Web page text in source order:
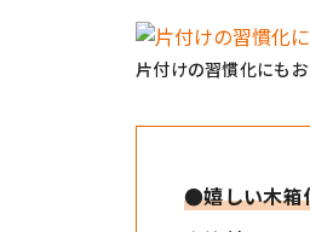
片付けの習慣化にも
●嬉しい木箱